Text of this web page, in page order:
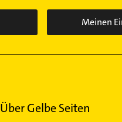
Meinen
Über Gelbe Seiten